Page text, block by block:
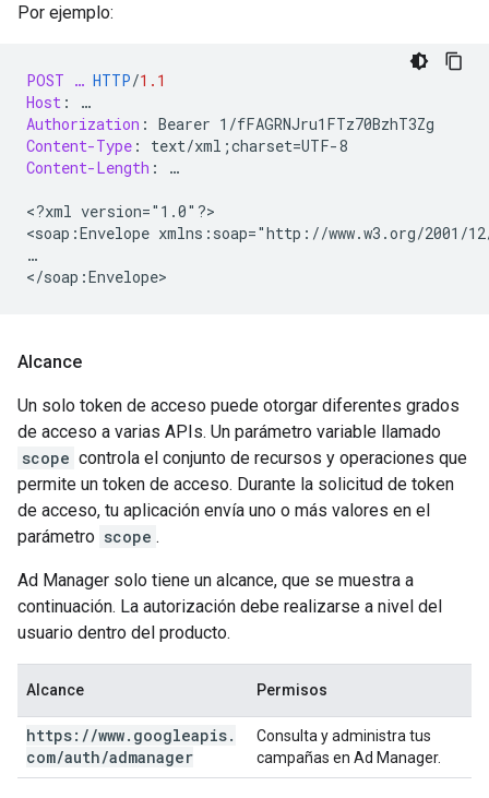
Por ejemplo:
POST … HTTP/1.1
Host :
…
Authorization : Bearer 1/fFAGRNJru1FTz70BzhT3Zg
Content-Type :
text/xml;charset=UTF-8
Content-Length : …
<?xml version="1.0"?>
<soap:Envelope xmlns:soap="http://www.w3.org/2001/
…
</soap:Envelope>
Alcance
Un solo token de acceso puede otorgar diferentes grados
de acceso a varias APIs. Un parámetro variable llamado
scope controla el conjunto de recursos y operaciones que
permite un token de acceso. Durante la solicitud de token
de acceso, tu aplicación envía uno o más valores en el
parámetro scope .
Ad Manager solo tiene un alcance, que se muestra a
continuación. La autorización debe realizarse a nivel del
usuario dentro del producto.
Alcance Permisos
https: //www. googleapis.
com/auth/admanager
Consulta y administra tus
campañas en Ad Manager.